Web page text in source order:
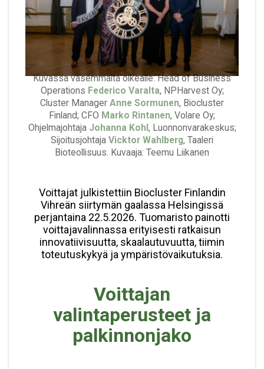
Kuvassa vasemmalta oikealle: Head of Business
Operations Federico Varalta, NPHarvest Oy;
Cluster Manager Anne Sormunen, Biocluster
Finland; CFO Marko Rintanen, Volare Oy;
Ohjelmajohtaja Johanna Kohl , Luonnonvarakeskus;
Sijoitusjohtaja Vicktor Wahlberg, Taaleri
Bioteollisuus. Kuvaaja: Teemu Liikanen
Voittajat julkistettiin Biocluster Finlandin
Vihreän siirtymän gaalassa Helsingissä
perjantaina 22.5.2026. Tuomaristo painotti
voittajavalinnassa erityisesti ratkaisun
innovatiivisuutta, skaalautuvuutta, tiimin
toteutuskykyä ja ympäristövaikutuksia.
Voittajan
valintaperusteet ja
palkinnonjako